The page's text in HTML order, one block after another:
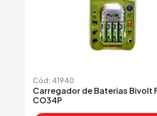
Cód: 41940
Carregador de Baterias Bivolt
CO34P